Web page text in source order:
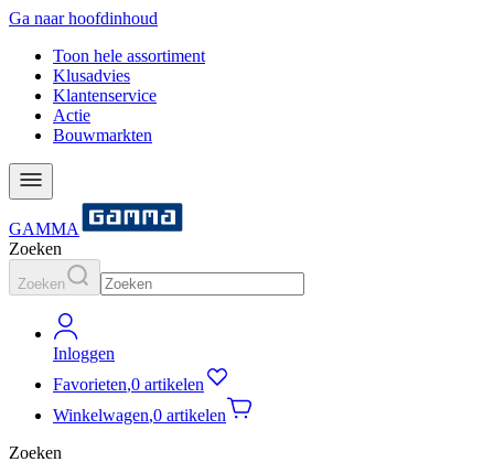
Ga naar hoofdinhoud
Toon hele assortiment
Klusadvies
Klantenservice
Actie
Bouwmarkten
GAMMA
Zoeken
Zoeken
Inloggen
Favorieten,0 artikelen
Winkelwagen,0 artikelen
Zoeken